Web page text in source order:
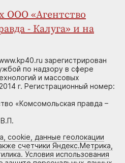
ООО «Агентство
- Калуга» и на
зарегистрирован
по надзору в сфере
и массовых
г. Регистрационный номер:
«Комсомольская правда –
cookie, данные геолокации
счетчики Яндекс.Метрика,
Условия использования